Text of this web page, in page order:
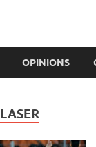
OPINIONS
LASER